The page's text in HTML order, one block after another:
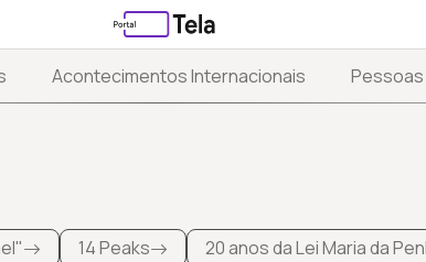
Acontecimentos Internacionais Pessoas
14 Peaks
20 anos da Lei Maria da